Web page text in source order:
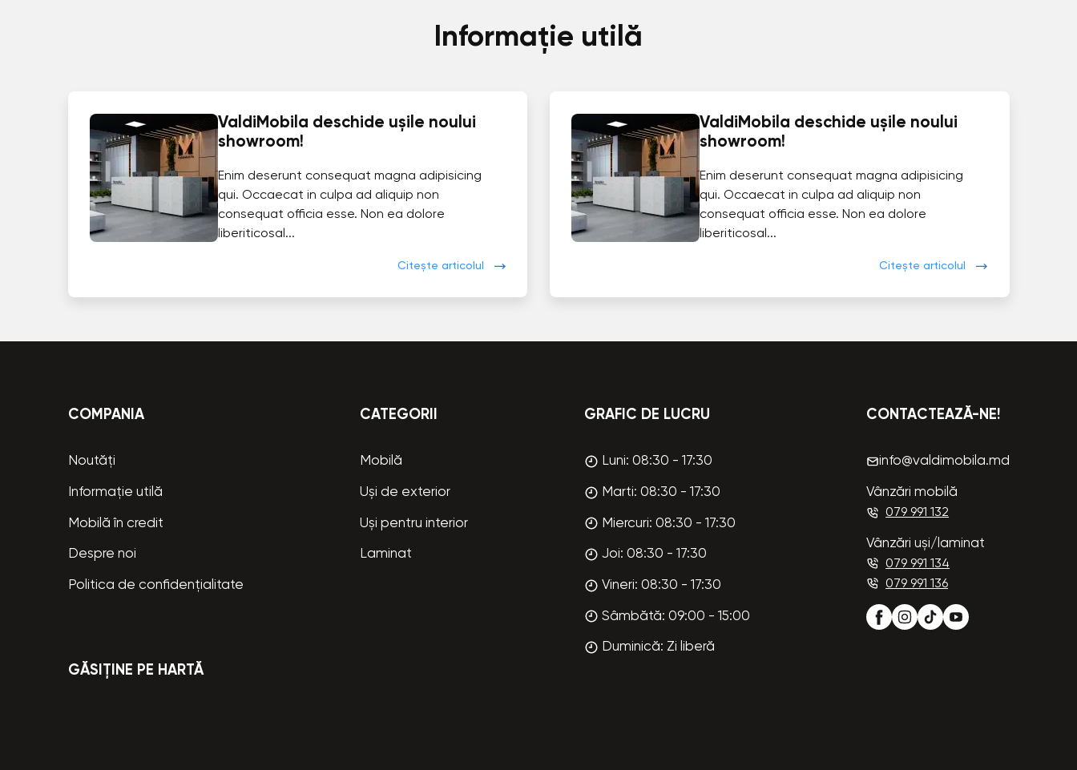
Informație utilă
ValdiMobila deschide ușile noului
showroom!
Enim deserunt consequat magna adipisicing
qui. Occaecat in culpa ad aliquip non
consequat officia esse. Non ea dolore
liberiticosal...
Citește articolul
ValdiMobila deschide ușile noului
showroom!
Enim deserunt consequat magna adipisicing
qui. Occaecat in culpa ad aliquip non
consequat officia esse. Non ea dolore
liberiticosal...
Citește articolul
COMPANIA
Noutăți
Informație utilă
Mobilă în credit
Despre noi
Politica de confidențialitate
CATEGORII
Mobilă
Uși de exterior
Uși pentru interior
Laminat
GRAFIC DE LUCRU
Luni: 08:30 - 17:30
Marti: 08:30 - 17:30
Miercuri: 08:30 - 17:30
Joi: 08:30 - 17:30
Vineri: 08:30 - 17:30
Sâmbătă: 09:00 - 15:00
Duminică: Zi liberă
CONTACTEAZĂ-NE!
info@valdimobila.md
Vânzări mobilă
079 991 132
Vânzări uși/laminat
079 991 134
079 991 136
GĂSIȚINE PE HARTĂ